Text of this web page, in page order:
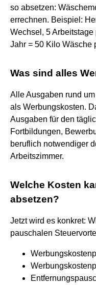
so absetzen:
errechnen. Beispiel:
Wechsel, 5
Jahr = 50 Kilo Wäsche
Was sind alles
Alle Ausgaben rund
als Werbungskosten.
Ausgaben für den
Fortbildungen,
beruflich notwendiger
Arbeitszimmer.
Welche Kosten
absetzen?
Jetzt wird es konkret:
pauschalen